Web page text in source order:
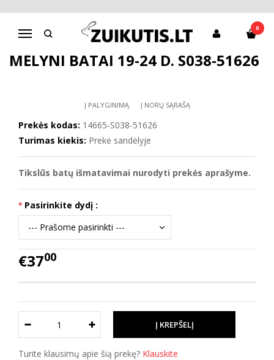
Navigacija
0
Pagrindinis Batai berniukui
D.D.Step batai berniukams
Mėlyni batai 19-24 d. S038-51626
MĖLYNI BATAI 19-24 D. S038-51626
Į PALYGINIMĄ Į NORŲ SĄRAŠĄ
Prekės kodas: 14665-S038-51626
Turimas kiekis: Prekė sandėlyje
Tikslūs batų išmatavimai nurodyti prekės aprašyme.
Pasirinkite dydį :
€3700
Turite klausimų apie šią prekę? Klauskite